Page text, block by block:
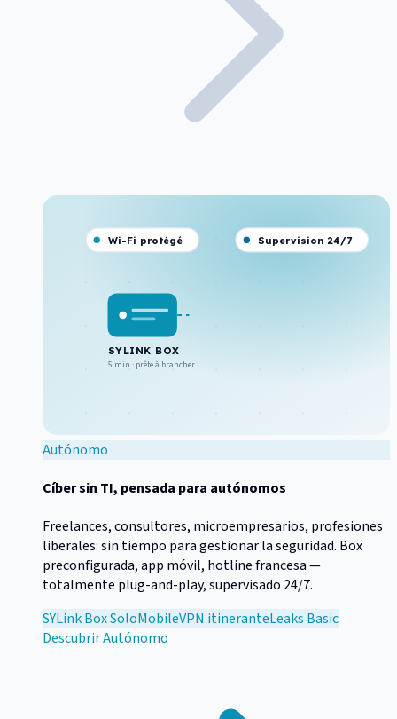
SYLINK BOX
5 min · prête à brancher
Wi-Fi protégé Supervision 24/7
Autónomo
Cíber sin TI, pensada para autónomos
Freelances, consultores, microempresarios, profesiones
liberales: sin tiempo para gestionar la seguridad. Box
preconfigurada, app móvil, hotline francesa —
totalmente plug-and-play, supervisado 24/7.
SYLink Box SoloMobileVPN itineranteLeaks Basic
DescubrirAutónomo